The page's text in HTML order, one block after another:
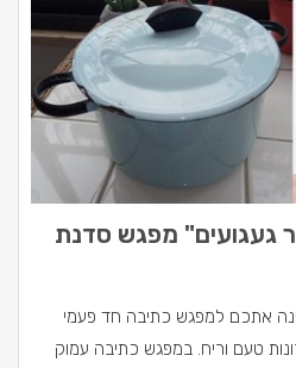
געגועים" מפגש סדנת
אתכם למפגש כתיבה חד פעמי
טעם וריח. במפגש כתיבה עמוק